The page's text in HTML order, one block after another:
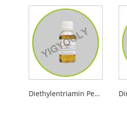
Diethylentriamin Penta